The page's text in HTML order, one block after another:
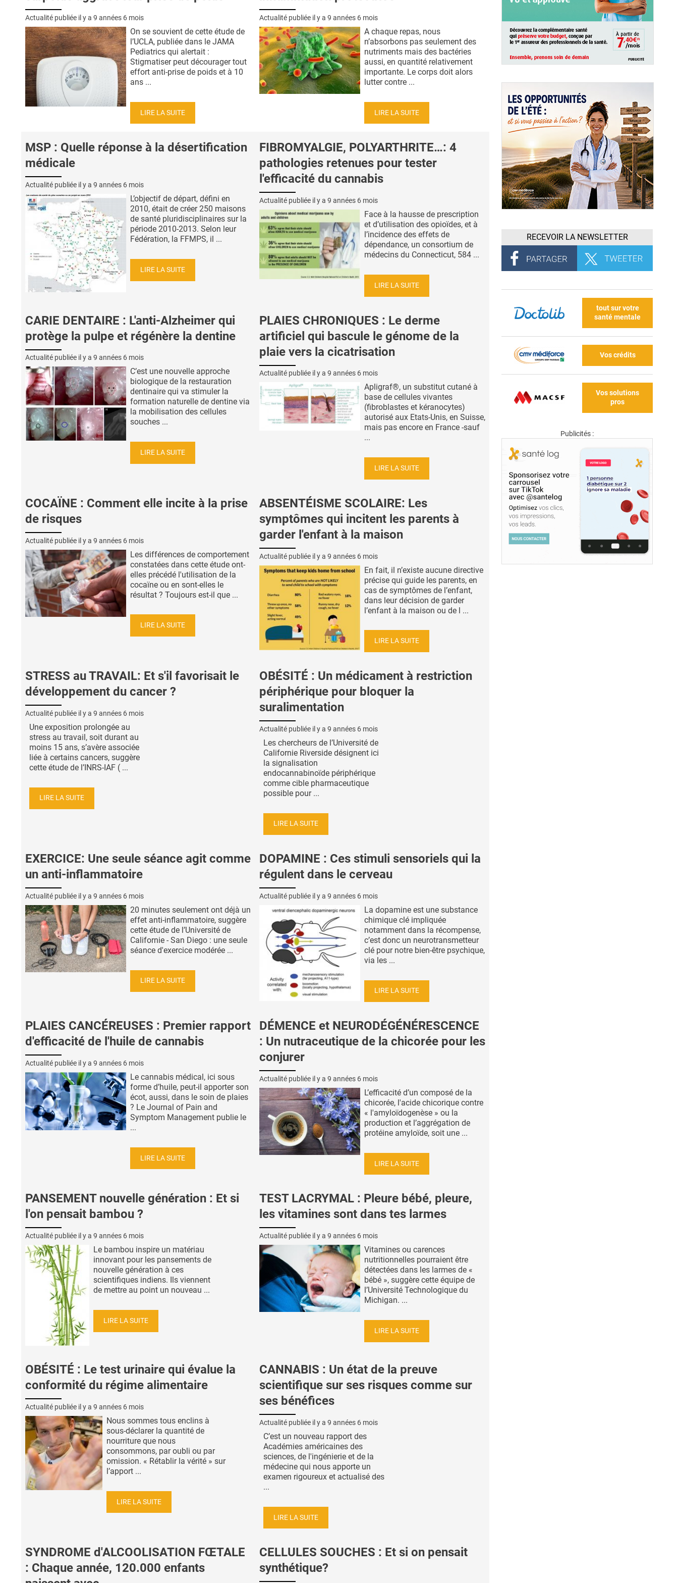
Actualité publiée il y a 9 années 6 mois
On se souvient de cette étude de
l’UCLA, publiée dans le JAMA
Pediatrics qui alertait :
Stigmatiser peut décourager tout
effort anti-prise de poids et à 10
ans ...
LIRE LA SUITE
Actualité publiée il y a 9 années 6 mois
A chaque repas, nous
n’absorbons pas seulement des
nutriments mais des bactéries
aussi, en quantité relativement
importante. Le corps doit alors
lutter contre ...
LIRE LA SUITE
MSP : Quelle réponse à la désertification
médicale
Actualité publiée il y a 9 années 6 mois
L’objectif de départ, défini en
2010, était de créer 250 maisons
de santé pluridisciplinaires sur la
période 2010-2013. Selon leur
Fédération, la FFMPS, il ...
LIRE LA SUITE
FIBROMYALGIE, POLYARTHRITE…: 4
pathologies retenues pour tester
l'efficacité du cannabis
Actualité publiée il y a 9 années 6 mois
Face à la hausse de prescription
et d’utilisation des opioïdes, et à
l’incidence des effets de
dépendance, un consortium de
médecins du Connecticut, 584 ...
LIRE LA SUITE
CARIE DENTAIRE : L'anti-Alzheimer qui
protège la pulpe et régénère la dentine
Actualité publiée il y a 9 années 6 mois
C’est une nouvelle approche
biologique de la restauration
dentinaire qui va stimuler la
formation naturelle de dentine via
la mobilisation des cellules
souches ...
LIRE LA SUITE
PLAIES CHRONIQUES : Le derme
artificiel qui bascule le génome de la
plaie vers la cicatrisation
Actualité publiée il y a 9 années 6 mois
Apligraf®, un substitut cutané à
base de cellules vivantes
(fibroblastes et kéranocytes)
autorisé aux Etats-Unis, en Suisse,
mais pas encore en France -sauf
...
LIRE LA SUITE
COCAÏNE : Comment elle incite à la prise
de risques
Actualité publiée il y a 9 années 6 mois
Les différences de comportement
constatées dans cette étude ont-
elles précédé l'utilisation de la
cocaïne ou en sont-elles le
résultat ? Toujours est-il que ...
LIRE LA SUITE
ABSENTÉISME SCOLAIRE: Les
symptômes qui incitent les parents à
garder l'enfant à la maison
Actualité publiée il y a 9 années 6 mois
En fait, il n’existe aucune directive
précise qui guide les parents, en
cas de symptômes de l’enfant,
dans leur décision de garder
l’enfant à la maison ou de l ...
LIRE LA SUITE
STRESS au TRAVAIL: Et s'il favorisait le
développement du cancer ?
Actualité publiée il y a 9 années 6 mois
Une exposition prolongée au
stress au travail, soit durant au
moins 15 ans, s’avère associée
liée à certains cancers, suggère
cette étude de l’INRS-IAF ( ...
LIRE LA SUITE
OBÉSITÉ : Un médicament à restriction
périphérique pour bloquer la
suralimentation
Actualité publiée il y a 9 années 6 mois
Les chercheurs de l’Université de
Californie Riverside désignent ici
la signalisation
endocannabinoïde périphérique
comme cible pharmaceutique
possible pour ...
LIRE LA SUITE
EXERCICE: Une seule séance agit comme
un anti-inflammatoire
Actualité publiée il y a 9 années 6 mois
20 minutes seulement ont déjà un
effet anti-inflammatoire, suggère
cette étude de l’Université de
Californie - San Diego : une seule
séance d'exercice modérée ...
LIRE LA SUITE
DOPAMINE : Ces stimuli sensoriels qui la
régulent dans le cerveau
Actualité publiée il y a 9 années 6 mois
La dopamine est une substance
chimique clé impliquée
notamment dans la récompense,
c’est donc un neurotransmetteur
clé pour notre bien-être psychique,
via les ...
LIRE LA SUITE
PLAIES CANCÉREUSES : Premier rapport
d'efficacité de l'huile de cannabis
Actualité publiée il y a 9 années 6 mois
Le cannabis médical, ici sous
forme d’huile, peut-il apporter son
écot, aussi, dans le soin de plaies
? Le Journal of Pain and
Symptom Management publie le
...
LIRE LA SUITE
DÉMENCE et NEURODÉGÉNÉRESCENCE
: Un nutraceutique de la chicorée pour les
conjurer
Actualité publiée il y a 9 années 6 mois
L’efficacité d’un composé de la
chicorée, l'acide chicorique contre
« l'amyloïdogenèse » ou la
production et l’aggrégation de
protéine amyloïde, soit une ...
LIRE LA SUITE
PANSEMENT nouvelle génération : Et si
l'on pensait bambou ?
Actualité publiée il y a 9 années 6 mois
Le bambou inspire un matériau
innovant pour les pansements de
nouvelle génération à ces
scientifiques indiens. Ils viennent
de mettre au point un nouveau ...
LIRE LA SUITE
TEST LACRYMAL : Pleure bébé, pleure,
les vitamines sont dans tes larmes
Actualité publiée il y a 9 années 6 mois
Vitamines ou carences
nutritionnelles pourraient être
détectées dans les larmes de «
bébé », suggère cette équipe de
l’Université Technologique du
Michigan. ...
LIRE LA SUITE
OBÉSITÉ : Le test urinaire qui évalue la
conformité du régime alimentaire
Actualité publiée il y a 9 années 6 mois
Nous sommes tous enclins à
sous-déclarer la quantité de
nourriture que nous
consommons, par oubli ou par
omission. « Rétablir la vérité » sur
l’apport ...
LIRE LA SUITE
CANNABIS : Un état de la preuve
scientifique sur ses risques comme sur
ses bénéfices
Actualité publiée il y a 9 années 6 mois
C’est un nouveau rapport des
Académies américaines des
sciences, de l'ingénierie et de la
médecine qui nous apporte un
examen rigoureux et actualisé des
...
LIRE LA SUITE
SYNDROME d'ALCOOLISATION FŒTALE
: Chaque année, 120.000 enfants
CELLULES SOUCHES : Et si on pensait
synthétique?
RECEVOIR LA NEWSLETTER
tout sur votre
santé mentale
Vos crédits
Vos solutions
pros
Publicités :